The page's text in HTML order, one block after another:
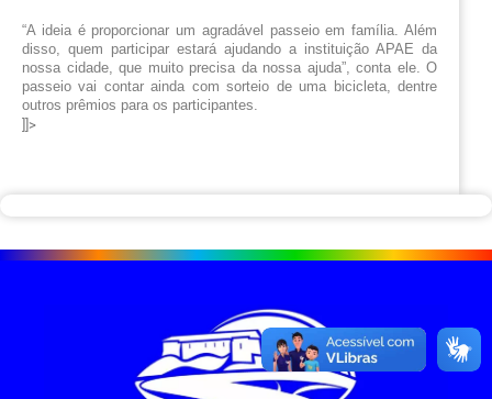
“A ideia é proporcionar um agradável passeio em família. Além
disso, quem participar estará ajudando a instituição APAE da
nossa cidade, que muito precisa da nossa ajuda”, conta ele. O
passeio vai contar ainda com sorteio de uma bicicleta, dentre
outros prêmios para os participantes.
]]>